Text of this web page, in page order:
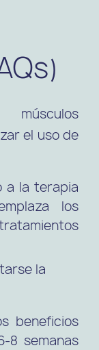
el uso de
a la terapia
los
la
beneficios
8 semanas